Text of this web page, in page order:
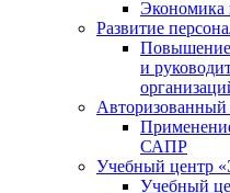
Экономика
Развитие
Повышение
и
САПР
Учебный центр
Учебный